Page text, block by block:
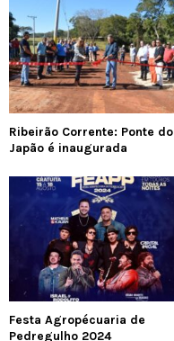
Ribeirão Corrente: Ponte do
Japão é inaugurada
Festa Agropécuaria de
Pedregulho 2024